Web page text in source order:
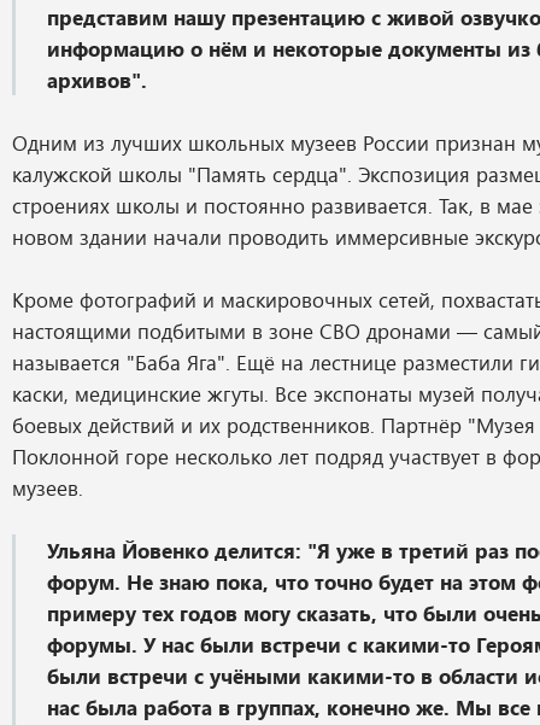
представим нашу презентацию с живой
информацию о нём и некоторые документы из
архивов".
Одним из лучших школьных музеев России признан
калужской школы "Память сердца". Экспозиция
строениях школы и постоянно развивается. Так, в мае
новом здании начали проводить иммерсивные
Кроме фотографий и маскировочных сетей,
настоящими подбитыми в зоне СВО дронами —
называется "Баба Яга". Ещё на лестнице разместили
каски, медицинские жгуты. Все экспонаты музей
боевых действий и их родственников. Партнёр
Поклонной горе несколько лет подряд участвует в
музеев.
Ульяна Йовенко делится: "Я уже в третий раз
форум. Не знаю пока, что точно будет на этом
примеру тех годов могу сказать, что были
форумы. У нас были встречи с какими-то
были встречи с учёными какими-то в области
нас была работа в группах, конечно же. Мы